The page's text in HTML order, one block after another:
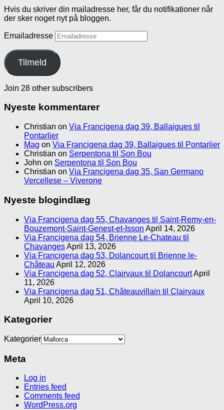
Hvis du skriver din mailadresse her, får du notifikationer når
der sker noget nyt på bloggen.
Emailadresse
Tilmeld
Join 28 other subscribers
Nyeste kommentarer
Christian on Via Francigena dag 39, Ballaigues til
Pontarlier
Mag on Via Francigena dag 39, Ballaigues til Pontarlier
Christian on Serpentona til Son Bou
John on Serpentona til Son Bou
Christian on Via Francigena dag 35, San Germano
Vercellese – Viverone
Nyeste blogindlæg
Via Francigena dag 55, Chavanges til Saint-Remy-en-
Bouzemont-Saint-Genest-et-Isson April 14, 2026
Via Francigena dag 54, Brienne Le-Chateau til
ChavangesApril 13, 2026
Via Francigena dag 53, Dolancourt til Brienne le-
Château April 12, 2026
Via Francigena dag 52, Clairvaux til DolancourtApril
11, 2026
Via Francigena dag 51, Châteauvillain til Clairvaux
April 10, 2026
Kategorier
Kategorier
Meta
Log in
Entries feed
Comments feed
WordPress.org